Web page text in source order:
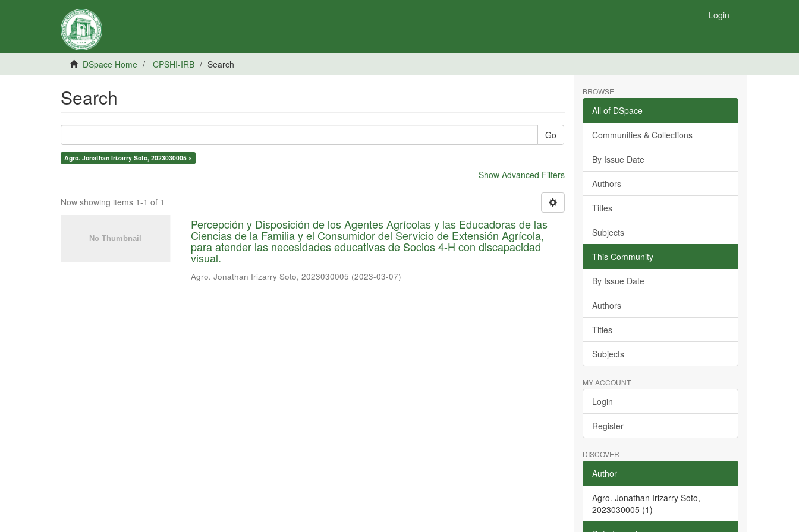
Login
DSpace Home CPSHI-IRB Search
Search
Go
Agro. Jonathan Irizarry Soto, 2023030005 ×
Show Advanced Filters
Now showing items 1-1 of 1
Percepción y Disposición de los Agentes Agrícolas y las Educadoras de las
Ciencias de la Familia y el Consumidor del Servicio de Extensión Agrícola,
para atender las necesidades educativas de Socios 4-H con discapacidad
visual.
Agro. Jonathan Irizarry Soto, 2023030005 (2023-03-07)
BROWSE
All of DSpace
Communities & Collections
By Issue Date
Authors
Titles
Subjects
This Community
By Issue Date
Authors
Titles
Subjects
MY ACCOUNT
Login
Register
DISCOVER
Author
Agro. Jonathan Irizarry Soto,
2023030005 (1)